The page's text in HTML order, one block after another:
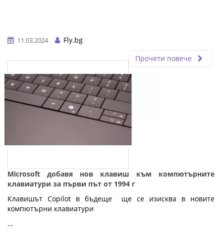
11.03.2024
Fly.bg
Прочети повече
Microsoft добавя нов клавиш към компютърните
клавиатури за първи път от 1994 г
Клавишът Copilot в бъдеще ще се изисква в новите
компютърни клавиатури
…